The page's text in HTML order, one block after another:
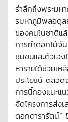
รำลึกถึงพระมห
รมหาภูมิพลอดุล
ของคนในชาติแ
การทำดอกไม้จั
ชุมชนและตัวเอ
หารายได้ช่วยเห
ประโยชน์ ตลอด
การนี้กองแนะแ
จัดโครงการส่ง
ดอกดารารัตน์”